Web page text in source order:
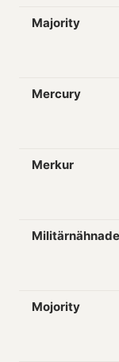
Majority
Mercury
Merkur
Mojority